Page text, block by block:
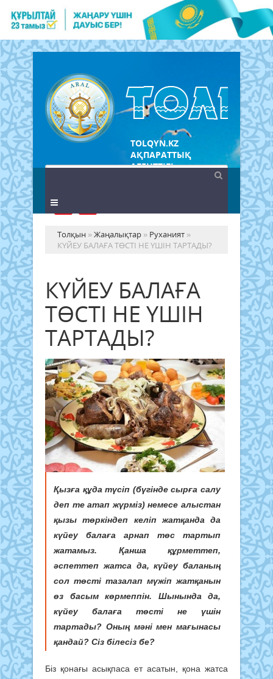
TOLQYN.KZ
АҚПАРАТТЫҚ
АГЕНТТІГІ
Толқын »Жаңалықтар » Руханият »
КҮЙЕУ БАЛАҒА ТӨСТІ НЕ ҮШІН ТАРТАДЫ?
КҮЙЕУ БАЛАҒА
ТӨСТІ НЕ ҮШІН
ТАРТАДЫ?
Қызға құда түсіп (бүгінде сырға салу
деп те атап жүрміз) немесе алыстан
қызы төркіндеп келіп жатқанда да
күйеу балаға арнап төс тартып
жатамыз. Қанша құрметтеп,
әспеттеп жатса да, күйеу баланың
сол төсті тазалап мүжіп жатқанын
өз басым көрмеппін. Шынында да,
күйеу балаға төсті не үшін
тартады? Оның мәні мен мағынасы
қандай? Сіз білесіз бе?
Біз қонағы асықпаса ет асатын, қона жатса